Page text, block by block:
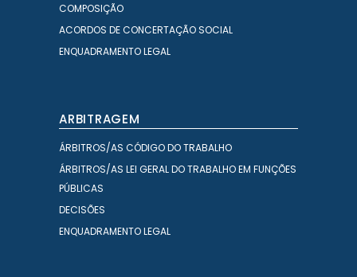
COMPOSIÇÃO
ACORDOS DE CONCERTAÇÃO SOCIAL
ENQUADRAMENTO LEGAL
ARBITRAGEM
ÁRBITROS/AS CÓDIGO DO TRABALHO
ÁRBITROS/AS LEI GERAL DO TRABALHO EM FUNÇÕES
PÚBLICAS
DECISÕES
ENQUADRAMENTO LEGAL